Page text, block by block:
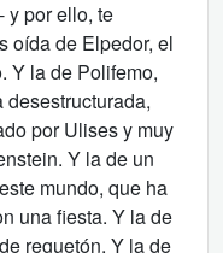
y por ello, te
oída de Elpedor, el
Y la de Polifemo,
por Ulises y muy
Y la de un
mundo, que ha
una fiesta. Y la de
reguetón. Y la de